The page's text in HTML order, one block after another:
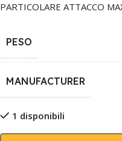
PARTICOLARE ATTACCO
PESO
MANUFACTURER
1 disponibili